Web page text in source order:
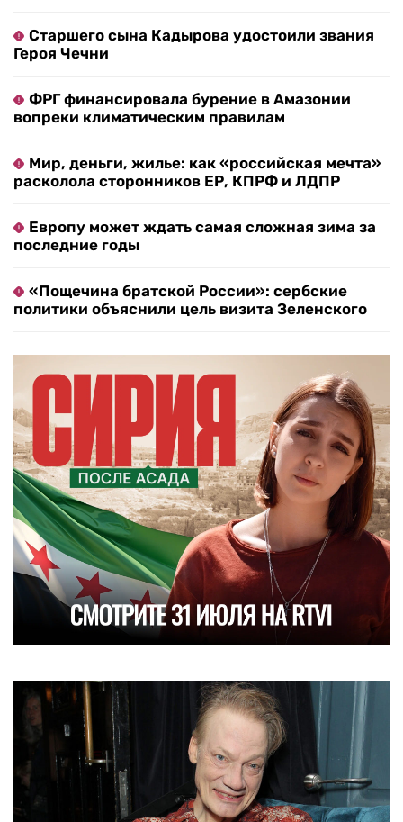
Старшего сына Кадырова удостоили звания
Героя Чечни
ФРГ финансировала бурение в Амазонии
вопреки климатическим правилам
Мир, деньги, жилье: как «российская мечта»
расколола сторонников ЕР, КПРФ и ЛДПР
Европу может ждать самая сложная зима за
последние годы
«Пощечина братской России»: сербские
политики объяснили цель визита Зеленского